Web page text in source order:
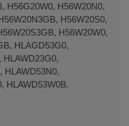
H56G20W0, H56W20N0,
H56W20S0,
H56W20W0,
HLAGD53G0,
HLAWD23G0,
HLAWD53N0,
HLAWD53W0B.